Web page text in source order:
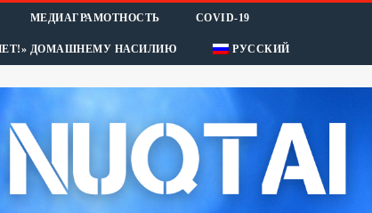
МЕДИАГРАМОТНОСТЬ COVID-19
ДОМАШНЕМУ НАСИЛИЮ РУССКИЙ